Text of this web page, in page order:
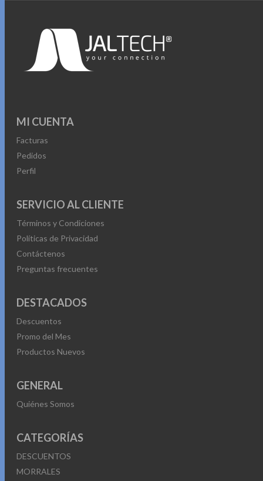
MI CUENTA
Facturas
Pedidos
Perfil
SERVICIO AL CLIENTE
Términos y Condiciones
Políticas de Privacidad
Contáctenos
Preguntas frecuentes
DESTACADOS
Descuentos
Promo del Mes
Productos Nuevos
GENERAL
Quiénes Somos
CATEGORÍAS
DESCUENTOS
MORRALES